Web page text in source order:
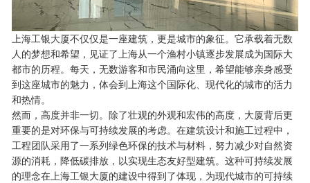
上海工银大厦不仅仅是一座建筑，更是城市的象征。它承载着无数
人的梦想和希望，见证了上海从一个渔村小镇逐步发展成为国际大
都市的历程。每天，无数游客和市民涌向这里，希望能够亲身感受
到这座城市的魅力，体会到上海这个国际化、现代化的城市的活力
和热情。
然而，高度并非一切。除了壮观的外观和宏伟的高度，大厦背后更
重要的是对环保与可持续发展的考虑。在建筑设计和施工过程中，
工程团队采用了一系列绿色环保的技术与材料，努力减少对自然资
源的消耗，降低碳排放，以实现生态友好型建筑。这种可持续发展
的理念在上海工银大厦的建设中得到了体现，为现代城市的可持续